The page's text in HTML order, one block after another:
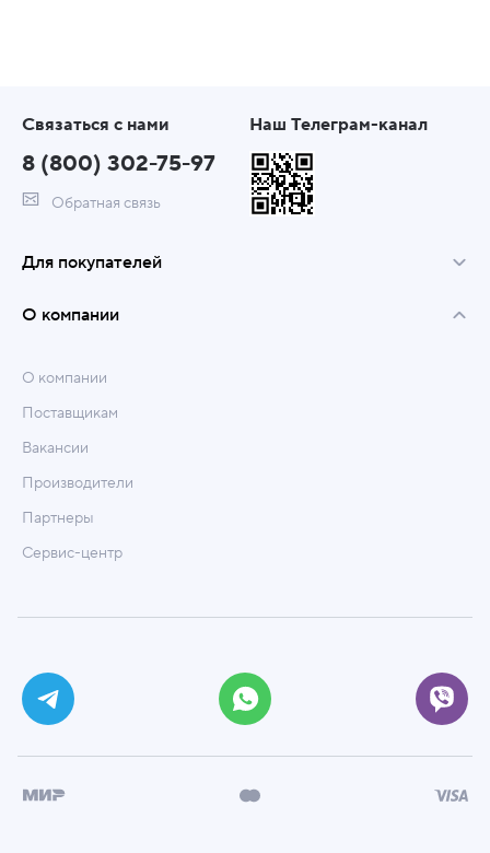
Связаться с нами
8 (800) 302-75-97
Обратная связь
Наш Телеграм-канал
Для покупателей
О компании
О компании
Поставщикам
Вакансии
Производители
Партнеры
Сервис-центр